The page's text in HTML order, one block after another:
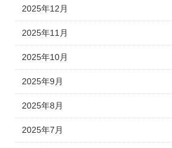
2025年12月
2025年11月
2025年10月
2025年9月
2025年8月
2025年7月